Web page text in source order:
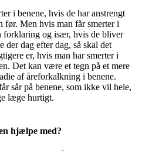
i benene, hvis de har anstrengt
før. Men hvis man får smerter i
forklaring og især, hvis de bliver
der dag efter dag, så skal det
er, hvis man har smerter i
Det kan være et tegn på et mere
af åreforkalkning i benene.
sår på benene, som ikke vil hele,
læge hurtigt.
hjælpe med?